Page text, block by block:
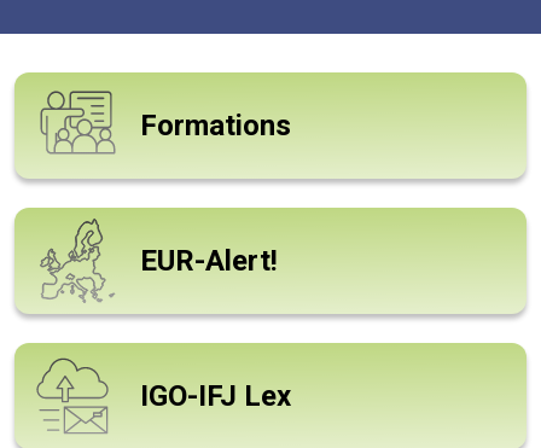
Formations
EUR-Alert!
IGO-IFJ Lex